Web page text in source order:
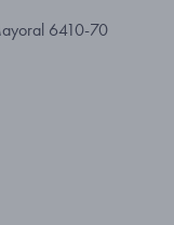
6410-70